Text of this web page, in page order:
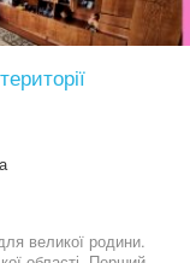
великої родини.